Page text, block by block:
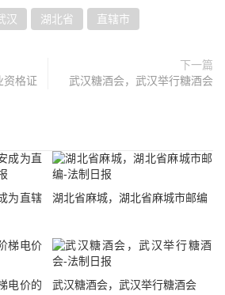
汉 湖北省 直辖市
资格证
下一篇
武汉糖酒会，武汉举行糖酒会
为直辖
湖北省麻城，湖北省麻城市邮编
电价的 武汉糖酒会，武汉举行糖酒会